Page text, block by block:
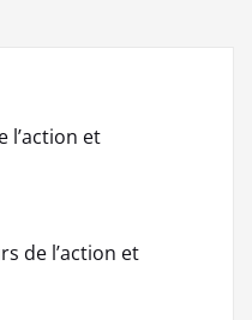
l’action et
de l’action et